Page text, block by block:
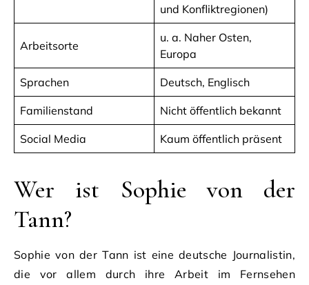
und Konfliktregionen)
Arbeitsorte
u. a. Naher Osten,
Europa
Sprachen Deutsch, Englisch
Familienstand Nicht öffentlich bekannt
Social Media Kaum öffentlich präsent
Wer ist Sophie von der
Tann?
Sophie von der Tann ist eine deutsche Journalistin,
die vor allem durch ihre Arbeit im Fernsehen